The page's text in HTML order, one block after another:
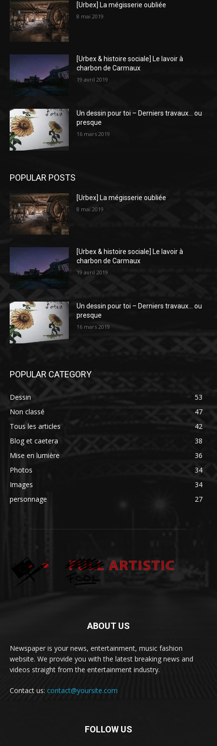
[Urbex] La mégisserie oubliée
8 mai 2019
[Urbex & histoire sociale] Le lavoir à
charbon de Carmaux
19 avril 2019
Un dessin pour toi – Derniers travaux… ou
presque
16 mars 2019
POPULAR POSTS
[Urbex] La mégisserie oubliée
8 mai 2019
[Urbex & histoire sociale] Le lavoir à
charbon de Carmaux
19 avril 2019
Un dessin pour toi – Derniers travaux… ou
presque
16 mars 2019
POPULAR CATEGORY
Dessin
53
Non classé
47
Tous les articles
42
Blog et caetera
38
Mise en lumière
36
Photos
34
Images
34
personnage
27
ABOUT US
Newspaper is your news, entertainment, music fashion
website. We provide you with the latest breaking news and
videos straight from the entertainment industry.
Contact us: contact@yoursite.com
FOLLOW US